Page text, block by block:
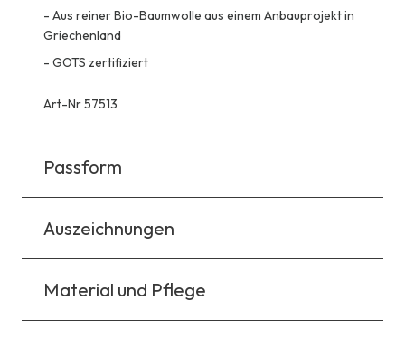
- Aus reiner Bio-Baumwolle aus einem Anbauprojekt in
Griechenland
- GOTS zertifiziert
Art-Nr 57513
Passform
Auszeichnungen
Material und Pflege